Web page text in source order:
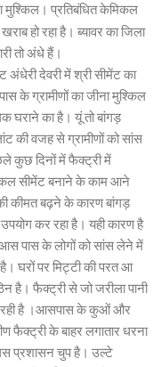
मुश्किल। प्रतिबंधित केमिकल
हो रहा है। ब्यावर का जिला
तो अंधे हैं।
अंधेरी देवरी में श्री सीमेंट का
के ग्रामीणों का जीना मुश्किल
घराने का है। यूं तो बांगड़
की वजह से ग्रामीणों को सांस
कुछ दिनों में फैक्ट्री में
सीमेंट बनाने के काम आने
कीमत बढ़ने के कारण बांगड़
कर रहा है। यही कारण है
पास के लोगों को सांस लेने में
है। घरों पर मिट्टी की परत आ
है। फैक्ट्री से जो जरीला पानी
रही है ।आसपास के कुओं और
फैक्ट्री के बाहर लगातार धरना
प्रशासन चुप है। उल्टे